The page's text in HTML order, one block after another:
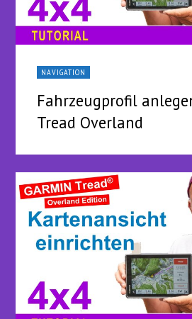
NAVIGATION
Fahrzeugprofil
Tread Overland